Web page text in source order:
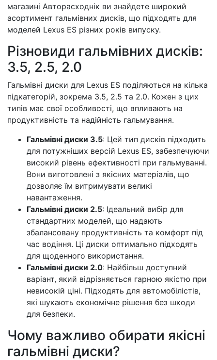
магазині Авторасходнік ви знайдете широкий
асортимент гальмівних дисків, що підходять для
моделей Lexus ES різних років випуску.
Різновиди гальмівних дисків:
3.5, 2.5, 2.0
Гальмівні диски для Lexus ES поділяються на кілька
підкатегорій, зокрема 3.5, 2.5 та 2.0. Кожен з цих
типів має свої особливості, що впливають на
продуктивність та надійність гальмування.
Гальмівні диски 3.5: Цей тип дисків підходить
для потужніших версій Lexus ES, забезпечуючи
високий рівень ефективності при гальмуванні.
Вони виготовлені з якісних матеріалів, що
дозволяє їм витримувати великі
навантаження.
Гальмівні диски 2.5: Ідеальний вибір для
стандартних моделей, що надають
збалансовану продуктивність та комфорт під
час водіння. Ці диски оптимально підходять
для щоденного використання.
Гальмівні диски 2.0: Найбільш доступний
варіант, який відрізняється гарною якістю при
невисокій ціні. Підходять для автомобілістів,
які шукають економічне рішення без шкоди
для безпеки.
Чому важливо обирати якісні
гальмівні диски?